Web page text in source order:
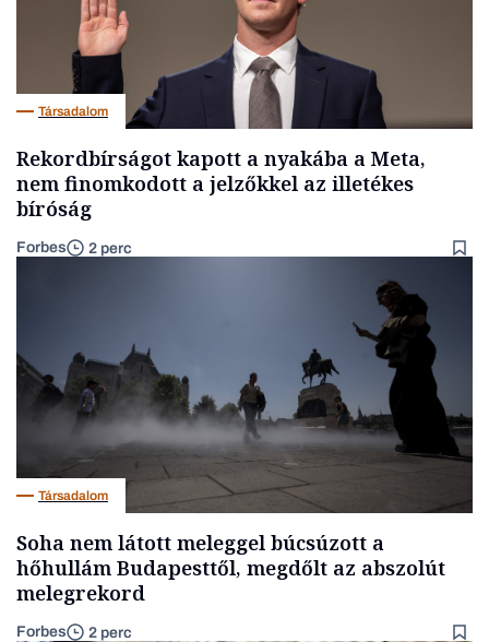
Társadalom
Rekordbírságot kapott a nyakába a Meta,
nem finomkodott a jelzőkkel az illetékes
bíróság
Forbes 2 perc
Társadalom
Soha nem látott meleggel búcsúzott a
hőhullám Budapesttől, megdőlt az abszolút
melegrekord
Forbes 2 perc